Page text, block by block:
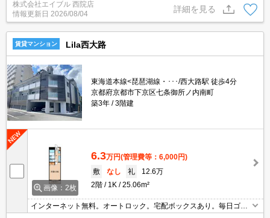
株式会社エイブル 西院店
情報更新日 2026/08/04
詳細を見る
賃貸マンション Lila西大路
東海道本線<琵琶湖線・･･･/西大路駅 徒歩4分
京都府京都市下京区七条御所ノ内南町
築3年
3階建
画像：2枚
6.3万円(管理費等：6,000円)
敷
なし 礼
12.6万
2階
1K 25.06m²
インターネット無料。オートロック。宅配ボックスあり。毎日ゴミ